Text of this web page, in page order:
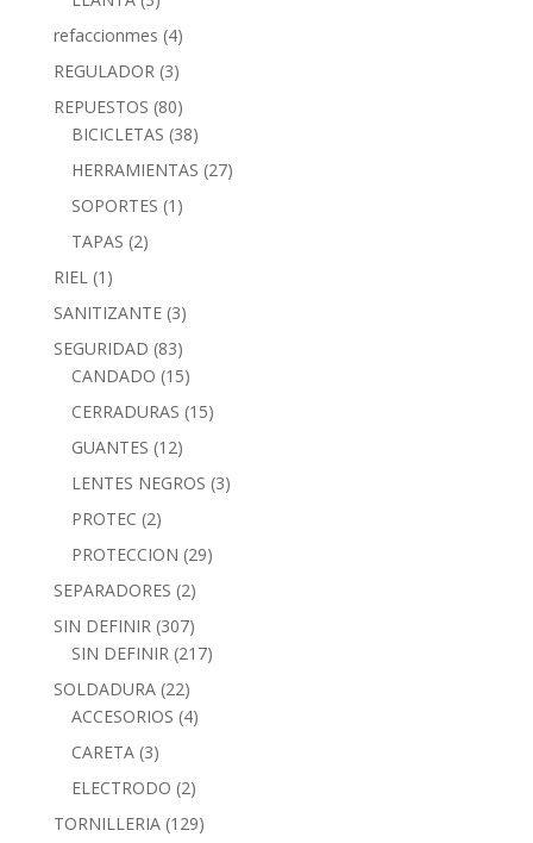
refaccionmes (4)
REGULADOR (3)
REPUESTOS (80)
BICICLETAS (38)
HERRAMIENTAS (27)
SOPORTES (1)
TAPAS (2)
RIEL (1)
SANITIZANTE (3)
SEGURIDAD (83)
CANDADO (15)
CERRADURAS (15)
GUANTES (12)
LENTES NEGROS (3)
PROTEC (2)
PROTECCION (29)
SEPARADORES (2)
SIN DEFINIR (307)
SIN DEFINIR (217)
SOLDADURA (22)
ACCESORIOS (4)
CARETA (3)
ELECTRODO (2)
TORNILLERIA (129)